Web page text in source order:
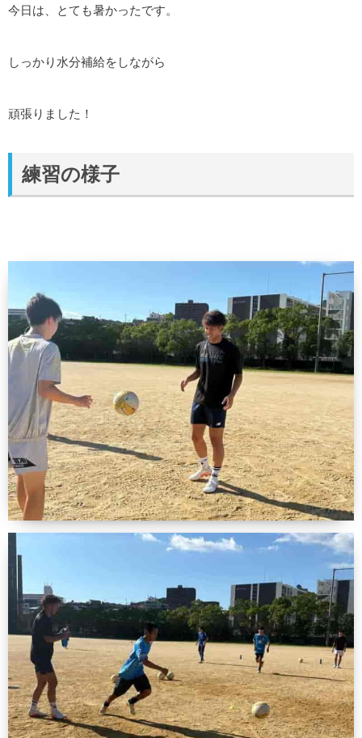
今日は、とても暑かったです。
しっかり水分補給をしながら
頑張りました！
練習の様子